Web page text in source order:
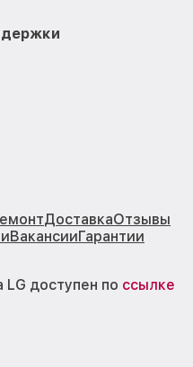
ДоставкаОтзывы
ВакансииГарантии
доступен по ссылке